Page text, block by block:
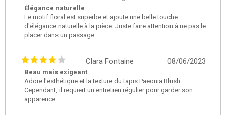
Élégance naturelle
Le motif floral est superbe et ajoute une belle touche
d'élégance naturelle à la pièce. Juste faire attention à ne pas le
placer dans un passage.
08/06/2023
Clara Fontaine
Beau mais exigeant
Adore l'esthétique et la texture du tapis Paeonia Blush.
Cependant, il requiert un entretien régulier pour garder son
apparence.